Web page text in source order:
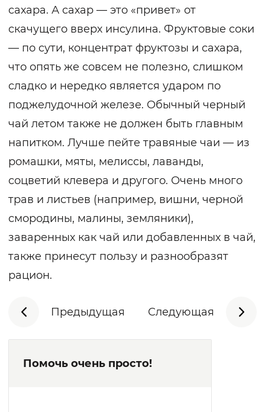
сахара. А сахар — это «привет» от
скачущего вверх инсулина. Фруктовые соки
— по сути, концентрат фруктозы и сахара,
что опять же совсем не полезно, слишком
сладко и нередко является ударом по
поджелудочной железе. Обычный черный
чай летом также не должен быть главным
напитком. Лучше пейте травяные чаи — из
ромашки, мяты, мелиссы, лаванды,
соцветий клевера и другого. Очень много
трав и листьев (например, вишни, черной
смородины, малины, земляники),
заваренных как чай или добавленных в чай,
также принесут пользу и разнообразят
рацион.
Предыдущая Следующая
Помочь очень просто!